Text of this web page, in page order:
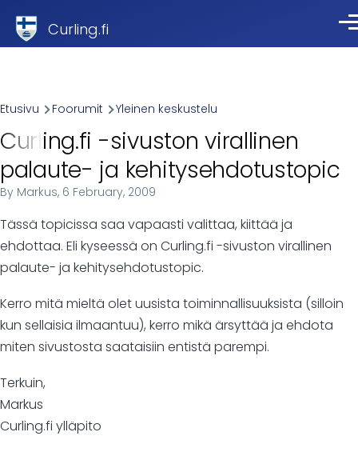
Curling.fi
Breadcrumb
Etusivu Foorumit Yleinen keskustelu
Curling.fi -sivuston virallinen
palaute- ja kehitysehdotustopic
By Markus, 6 February, 2009
Tässä topicissa saa vapaasti valittaa, kiittää ja
ehdottaa. Eli kyseessä on Curling.fi -sivuston virallinen
palaute- ja kehitysehdotustopic.
Kerro mitä mieltä olet uusista toiminnallisuuksista (silloin
kun sellaisia ilmaantuu), kerro mikä ärsyttää ja ehdota
miten sivustosta saataisiin entistä parempi.
Terkuin,
Markus
Curling.fi ylläpito